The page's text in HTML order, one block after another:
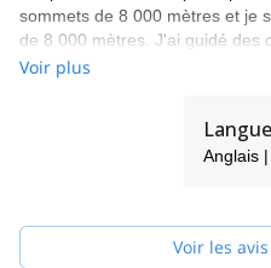
sommets de 8 000 mètres et je
de 8 000 mètres. J'ai guidé des
sommets, etc.) dans de
Patagonia, SKI TRAB et ABS
mon hiver à guider dans
Le reste du temps, je participe
Amérique du Sud et je passe la
Voir plus
Anglais
Voir les